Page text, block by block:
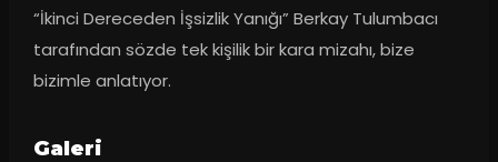
“İkinci Dereceden İşsizlik Yanığı” Berkay Tulumbacı
tarafından sözde tek kişilik bir kara mizahı, bize
bizimle anlatıyor.
Galeri